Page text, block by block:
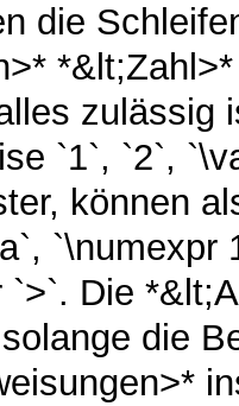
die
zulässig
`1`, `2`,
können
`\numexpr
`>`. Die
die